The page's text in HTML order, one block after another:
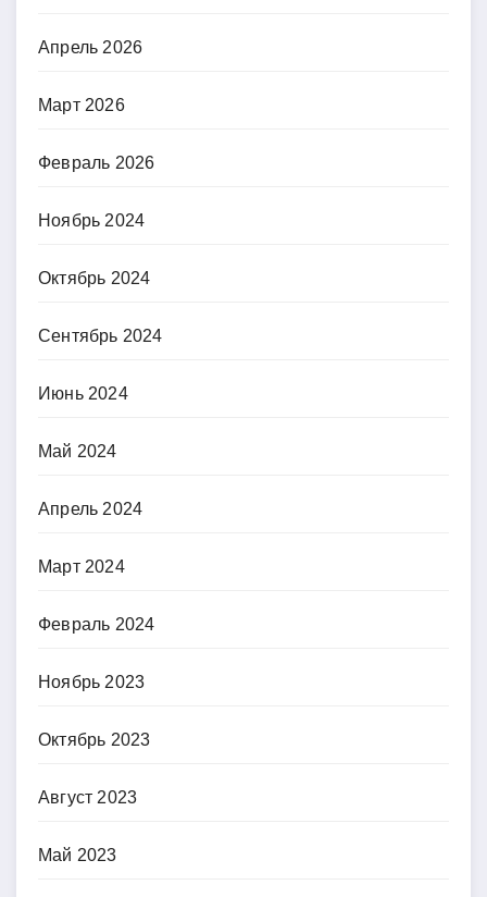
Апрель 2026
Март 2026
Февраль 2026
Ноябрь 2024
Октябрь 2024
Сентябрь 2024
Июнь 2024
Май 2024
Апрель 2024
Март 2024
Февраль 2024
Ноябрь 2023
Октябрь 2023
Август 2023
Май 2023